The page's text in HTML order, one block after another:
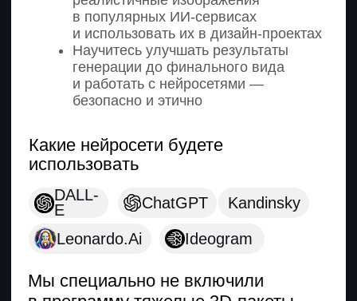
5. Подготовка к созданию баннера
Узнаете, как дизайн влияет
на бизнес-показатели и метрики
Поймете, что такое CTR, CR и как
они связаны с дизайном
Разберетесь в принципе A/B-
тестирования
Научитесь анализировать баннеры
и находить точки роста
Научитесь работать в Figma
и настраивать рабочую область
изображениями и слоями
Научитесь использовать маски,
эффекты и сетки
и композицию макета